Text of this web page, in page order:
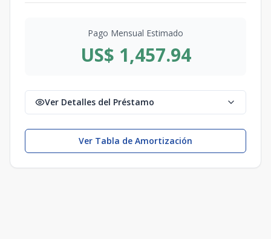
Pago Mensual Estimado
US$ 1,457.94
Ver Detalles del Préstamo
Ver Tabla de Amortización